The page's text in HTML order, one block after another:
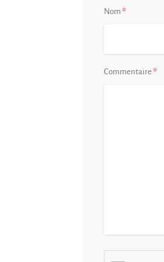
Nom *
Commentaire*